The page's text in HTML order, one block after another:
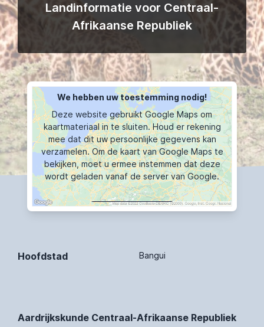
Landinformatie voor Centraal-
Afrikaanse Republiek
We hebben uw toestemming nodig!
Deze website gebruikt Google Maps om
kaartmateriaal in te sluiten. Houd er rekening
mee dat dit uw persoonlijke gegevens kan
verzamelen. Om de kaart van Google Maps te
bekijken, moet u ermee instemmen dat deze
wordt geladen vanaf de server van Google.
KAART TOONT
Hoofdstad Bangui
Aardrijkskunde Centraal-Afrikaanse Republiek